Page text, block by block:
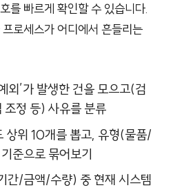
를 빠르게 확인할 수 있습니다.
로세스가 어디에서 흔들리는
외’가 발생한 건을 모으고(검
조정 등) 사유를 분류
상위 10개를 뽑고, 유형(물품/
준으로 묶어보기
간/금액/수량) 중 현재 시스템